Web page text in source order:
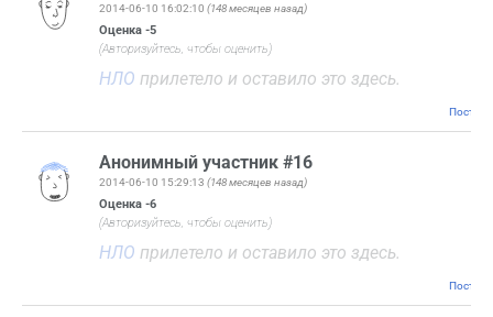
2014-06-10 16:02:10 (148 месяцев назад)
Оценка -5
(Авторизуйтесь, чтобы оценить)
НЛО прилетело и оставило это здесь.
Анонимный участник #16
2014-06-10 15:29:13 (148 месяцев назад)
Оценка -6
(Авторизуйтесь, чтобы оценить)
НЛО прилетело и оставило это здесь.